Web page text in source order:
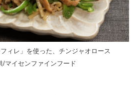
フィレ」を使った、チンジャオロース
/マイセンファインフード